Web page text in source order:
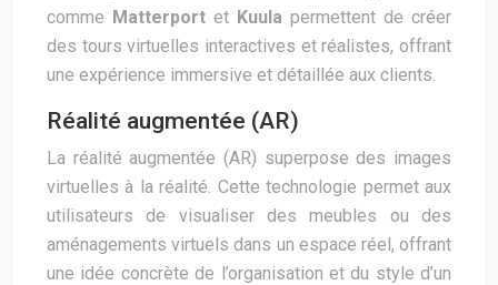
comme Matterport et Kuula permettent de créer
des tours virtuelles interactives et réalistes, offrant
une expérience immersive et détaillée aux clients.
Réalité augmentée (AR)
La réalité augmentée (AR) superpose des images
virtuelles à la réalité. Cette technologie permet aux
utilisateurs de visualiser des meubles ou des
aménagements virtuels dans un espace réel, offrant
une idée concrète de l’organisation et du style d’un